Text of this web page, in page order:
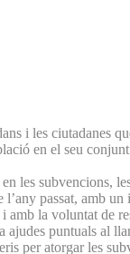
i les
en el seu
les
passat,
la voluntat de
puntuals al
per atorgar les